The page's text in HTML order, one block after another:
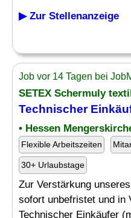
▶ Zur Stellenanzeige
Job vor 14 Tagen bei
SETEX Schermuly
Technischer
• Hessen
Flexible Arbeitszeiten
30+ Urlaubstage
Zur Verstärkung
sofort unbefristet und in
Technischer Einkäufer